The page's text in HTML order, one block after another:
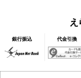
え
銀行振込 代金引換